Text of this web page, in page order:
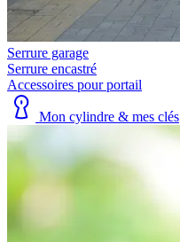
Serrure garage
Serrure encastré
Accessoires pour portail
Mon cylindre & mes clés